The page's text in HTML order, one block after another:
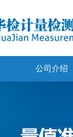
公司介绍